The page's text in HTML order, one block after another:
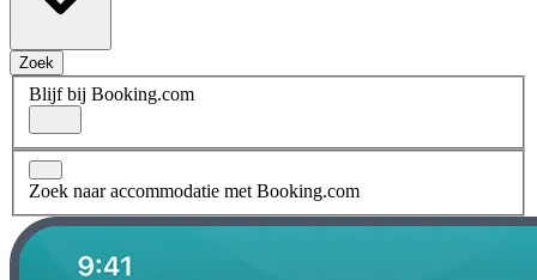
Zoek
Blijf bij Booking.com
Zoek naar accommodatie met Booking.com